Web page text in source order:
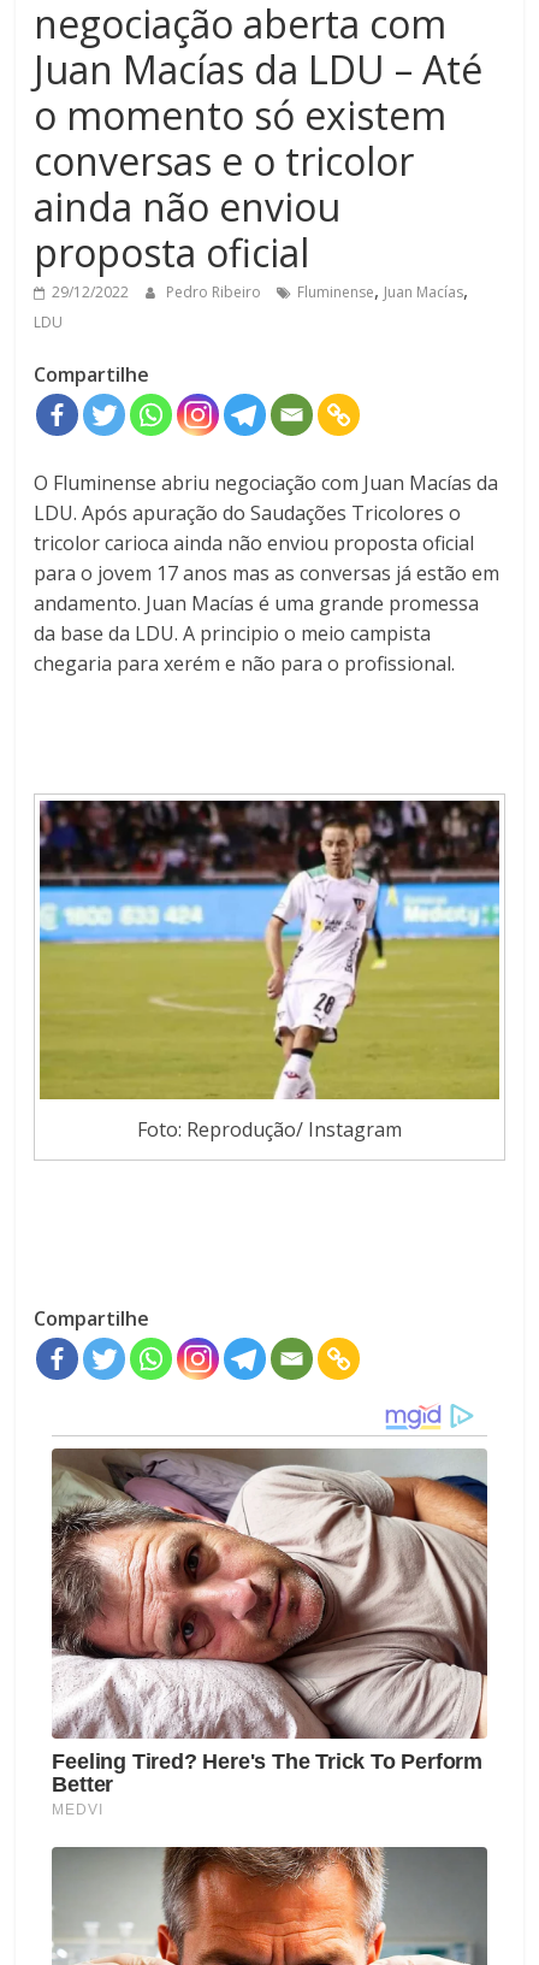
negociação aberta com
Juan Macías da LDU – Até
o momento só existem
conversas e o tricolor
ainda não enviou
proposta oficial
29/12/2022 Pedro Ribeiro Fluminense, Juan Macías,
LDU
Compartilhe
O Fluminense abriu negociação com Juan Macías da
LDU. Após apuração do Saudações Tricolores o
tricolor carioca ainda não enviou proposta oficial
para o jovem 17 anos mas as conversas já estão em
andamento. Juan Macías é uma grande promessa
da base da LDU.A principio o meio campista
chegaria para xerém e não para o profissional.
Foto: Reprodução/ Instagram
Compartilhe